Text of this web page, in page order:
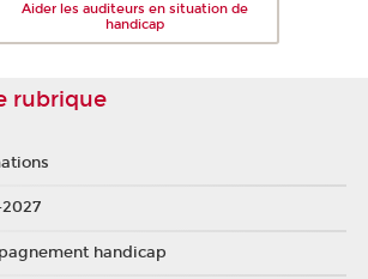
Aider les auditeurs en situation de
handicap
rubrique
handicap